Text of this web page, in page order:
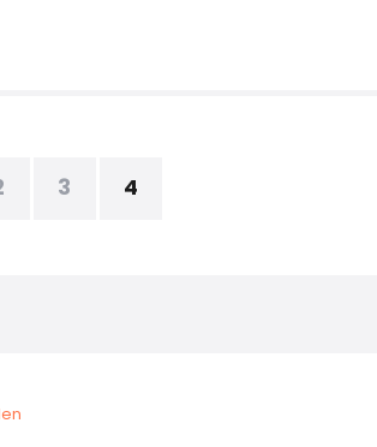
3 4